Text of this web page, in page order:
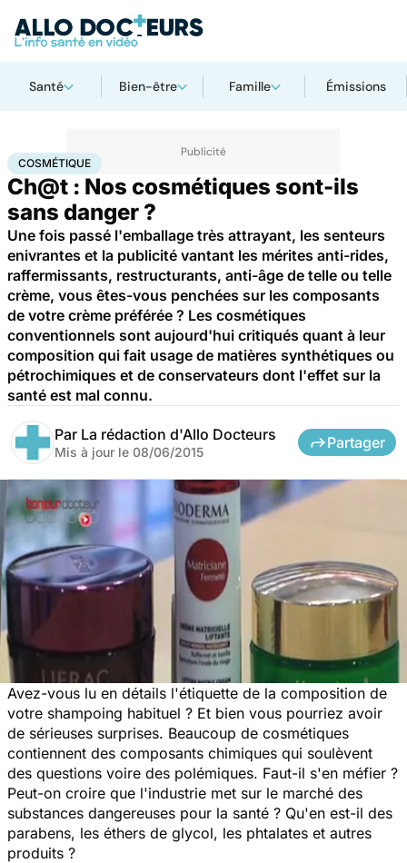
Santé Bien-être Famille Émissions
AccueilSantéCosmétique
COSMÉTIQUE
Ch@t : Nos cosmétiques sont-ils
sans danger ?
Une fois passé l'emballage très attrayant, les senteurs
enivrantes et la publicité vantant les mérites anti-rides,
raffermissants, restructurants, anti-âge de telle ou telle
crème, vous êtes-vous penchées sur les composants
de votre crème préférée ? Les cosmétiques
conventionnels sont aujourd'hui critiqués quant à leur
composition qui fait usage de matières synthétiques ou
pétrochimiques et de conservateurs dont l'effet sur la
santé est mal connu.
Par La rédaction d'Allo Docteurs
Mis à jour le 08/06/2015
Partager
Avez-vous lu en détails l'étiquette de la composition de
votre shampoing habituel ? Et bien vous pourriez avoir
de sérieuses surprises. Beaucoup de cosmétiques
contiennent des composants chimiques qui soulèvent
des questions voire des polémiques. Faut-il s'en méfier ?
Peut-on croire que l'industrie met sur le marché des
substances dangereuses pour la santé ? Qu'en est-il des
parabens, les éthers de glycol, les phtalates et autres
produits ?